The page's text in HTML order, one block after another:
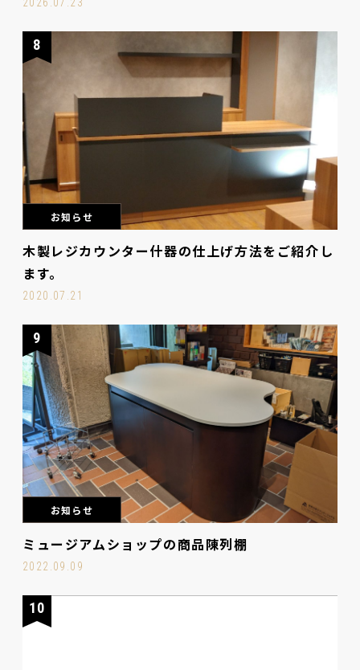
8
お知らせ
木製レジカウンター什器の仕上げ方法をご紹介し
ます。
2020.07.21
9
お知らせ
ミュージアムショップの商品陳列棚
2022.09.09
10